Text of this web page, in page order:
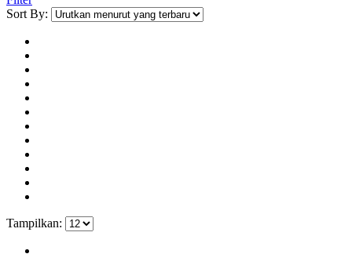
Sort By:
Tampilkan: